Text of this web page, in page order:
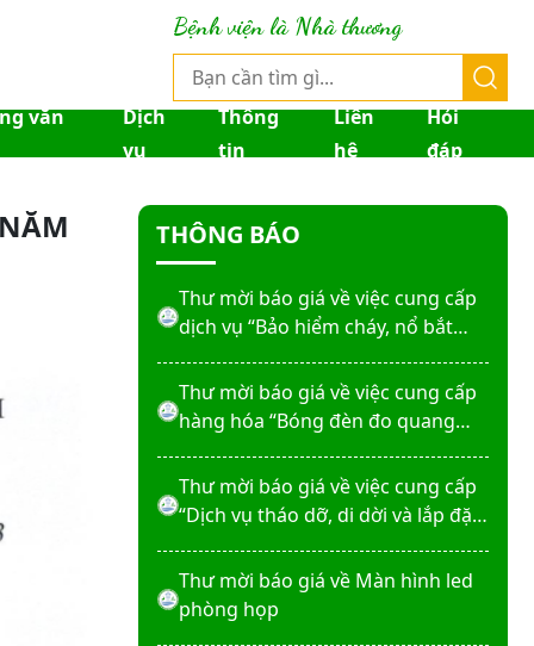
Bệnh viện là Nhà thương
văn
Dịch
vụ
Thông
tin
Liên
hệ
Hỏi
đáp
THÔNG BÁO
Thư mời báo giá về việc sửa chữa
nhà bảo vệ và cổng số 2
Thư mời báo giá sửa chữa máy
nước nóng tấm phẵng
Thư mời báo giá về việc In bìa hồ
sơ bệnh án, Sổ y bạ năm 2026
Thư mời báo giá về việc cung cấp
dịch vụ “Bảo hiểm cháy, nổ bắt
Thư mời báo giá về việc cung cấp
hàng hóa “Bóng đèn đo quang
Erba XL-200 (LAMP-ASSY)
Thư mời báo giá về việc cung cấp
“Dịch vụ tháo dỡ, di dời và lắp đặt
thuật số”
Thư mời báo giá về Màn hình led
phòng họp